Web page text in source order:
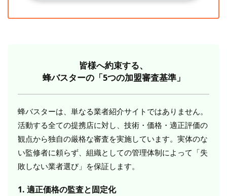
皆様へ約束する、
蜂バスターの「5つの加盟審査基準」
蜂バスターは、単なる業者紹介サイトではありません。
活動する全ての提携店に対し、技術・価格・適正評価の
観点から独自の厳格な審査を実施しています。実体のな
い監修者に頼らず、組織としての管理体制によって「失
敗しない業者選び」を保証します。
1. 適正価格の監査と固定化